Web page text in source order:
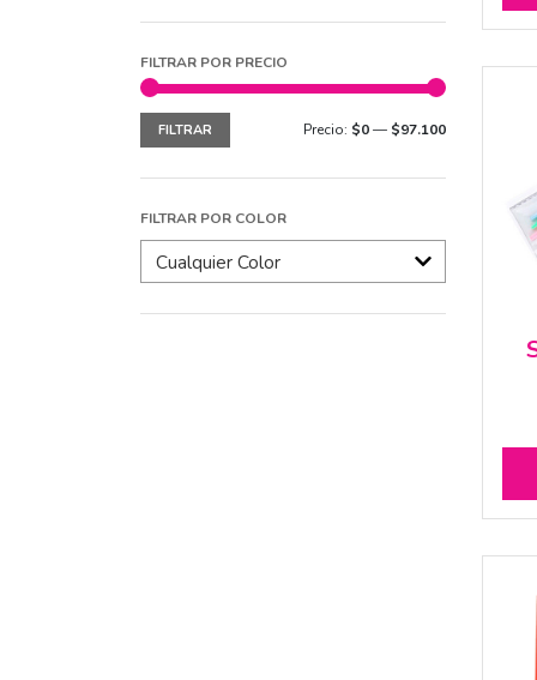
FILTRAR POR PRECIO
Precio
Precio
FILTRAR Precio: $0— $97.100
FILTRAR POR COLOR